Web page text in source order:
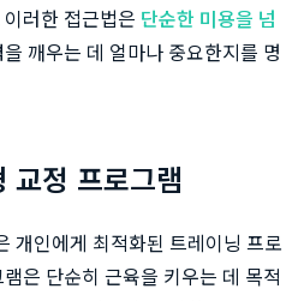
러한 접근법은 단순한 미용을 넘
깨우는 데 얼마나 중요한지를 명
교정 프로그램
인에게 최적화된 트레이닝 프로
은 단순히 근육을 키우는 데 목적